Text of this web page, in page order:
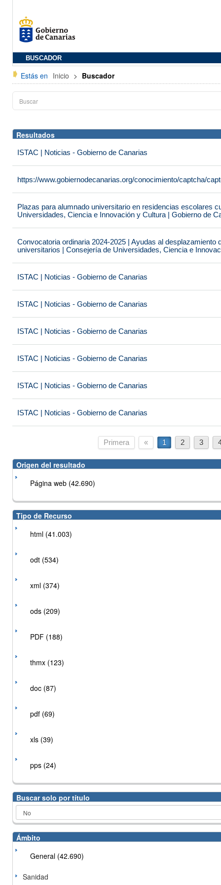
BUSCADOR
Estás en Inicio > Buscador
Resultados
ISTAC | Noticias - Gobierno de Canarias
https://www.gobiernodecanarias.org/conocimiento/captcha/
Plazas para alumnado universitario en residencias escolares
Universidades, Ciencia e Innovación y Cultura | Gobierno de
Convocatoria ordinaria 2024-2025 | Ayudas al desplazamiento
universitarios | Consejería de Universidades, Ciencia e
ISTAC | Noticias - Gobierno de Canarias
ISTAC | Noticias - Gobierno de Canarias
ISTAC | Noticias - Gobierno de Canarias
ISTAC | Noticias - Gobierno de Canarias
ISTAC | Noticias - Gobierno de Canarias
ISTAC | Noticias - Gobierno de Canarias
Primera « 1 2 3
Origen del resultado
Página web (42.690)
Tipo de Recurso
html (41.003)
odt (534)
xml (374)
ods (209)
PDF (188)
thmx (123)
doc (87)
pdf (69)
xls (39)
pps (24)
Buscar solo por título
Ámbito
General (42.690)
Sanidad